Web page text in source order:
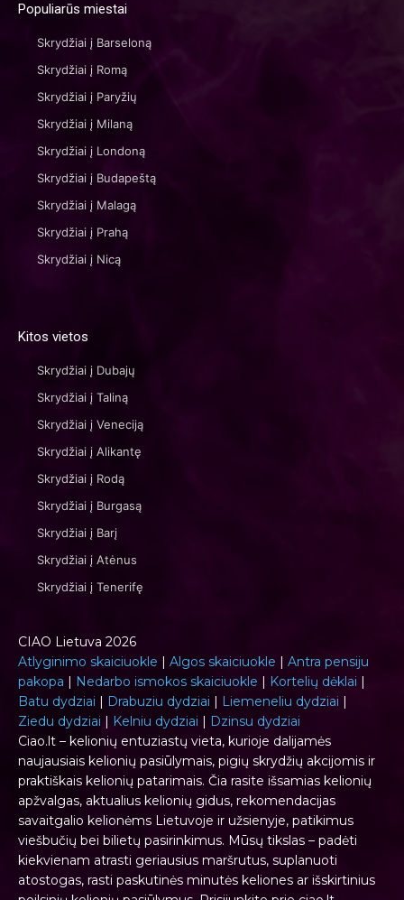
Populiarūs miestai
Skrydžiai į Barseloną
Skrydžiai į Romą
Skrydžiai į Paryžių
Skrydžiai į Milaną
Skrydžiai į Londoną
Skrydžiai į Budapeštą
Skrydžiai į Malagą
Skrydžiai į Prahą
Skrydžiai į Nicą
Kitos vietos
Skrydžiai į Dubajų
Skrydžiai į Taliną
Skrydžiai į Veneciją
Skrydžiai į Alikantę
Skrydžiai į Rodą
Skrydžiai į Burgasą
Skrydžiai į Barį
Skrydžiai į Atėnus
Skrydžiai į Tenerifę
CIAO Lietuva 2026
Atlyginimo skaiciuokle | Algos skaiciuokle | Antra pensiju
pakopa | Nedarbo ismokos skaiciuokle | Kortelių dėklai |
Batu dydziai | Drabuziu dydziai | Liemeneliu dydziai |
Ziedu dydziai | Kelniu dydziai | Dzinsu dydziai
Ciao.lt – kelionių entuziastų vieta, kurioje dalijamės
naujausiais kelionių pasiūlymais, pigių skrydžių akcijomis ir
praktiškais kelionių patarimais. Čia rasite išsamias kelionių
apžvalgas, aktualius kelionių gidus, rekomendacijas
savaitgalio kelionėms Lietuvoje ir užsienyje, patikimus
viešbučių bei bilietų pasirinkimus. Mūsų tikslas – padėti
kiekvienam atrasti geriausius maršrutus, suplanuoti
atostogas, rasti paskutinės minutės keliones ar išskirtinius